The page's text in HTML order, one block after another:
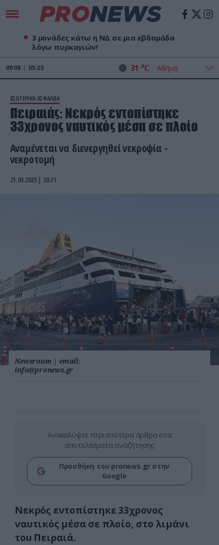
3 μονάδες κάτω η ΝΔ σε μια εβδομάδα
λόγω πυρκαγιών!
09 08 05:23 31 oC
ΕΣΩΤΕΡΙΚΗ ΑΣΦΑΛΕΙΑ
Πειραιάς: Νεκρός εντοπίστηκε
33χρονος ναυτικός μέσα σε πλοίο
Αναμένεται να διενεργηθεί νεκροψία -
νεκροτομή
21.03.2025 | 20:21
Newsroom | email:
info@pronews.gr
Ανακαλύψτε περισσότερα άρθρα στα
αποτελέσματα αναζήτησης
Προσθήκη του pronews.gr στην
Google
Νεκρός εντοπίστηκε 33χρονος
ναυτικός μέσα σε πλοίο, στο λιμάνι
του Πειραιά.